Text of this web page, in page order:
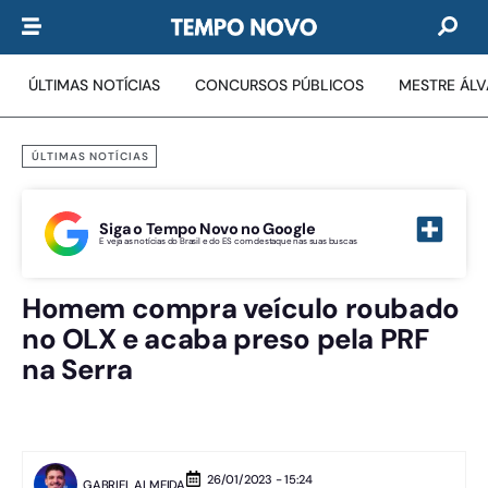
ÚLTIMAS NOTÍCIAS CONCURSOS PÚBLICOS MESTRE
ÚLTIMAS NOTÍCIAS
Siga o Tempo Novo no Google
E veja as notícias do Brasil e do ES com destaque nas suas buscas
Homem compra veículo roubado
no OLX e acaba preso pela PRF
na Serra
GABRIEL ALMEIDA 26/01/2023 - 15:24